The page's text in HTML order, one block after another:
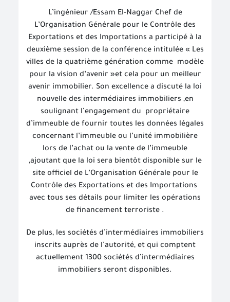
L’ingénieur /Essam El-Naggar Chef de
L’Organisation Générale pour le Contrôle des
Exportations et des Importations a participé à la
deuxième session de la conférence intitulée « Les
villes de la quatrième génération comme modèle
pour la vision d’avenir »et cela pour un meilleur
avenir immobilier. Son excellence a discuté la loi
nouvelle des intermédiaires immobiliers ,en
soulignant l’engagement du
propriétaire
d’immeuble de fournir toutes les données légales
concernant l’immeuble ou l’unité immobilière
lors de l’achat ou la vente de l’immeuble
,ajoutant que la loi sera bientôt disponible sur le
site officiel de L’Organisation Générale pour le
Contrôle des Exportations et des Importations
avec tous ses détails pour limiter les opérations
de financement terroriste .
De plus, les sociétés d’intermédiaires immobiliers
inscrits auprès de l’autorité, et qui comptent
actuellement 1300 sociétés d’intermédiaires
immobiliers seront disponibles.